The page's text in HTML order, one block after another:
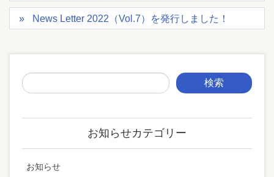
News Letter 2022（Vol.7）を発行しました！
お知らせカテゴリー
お知らせ